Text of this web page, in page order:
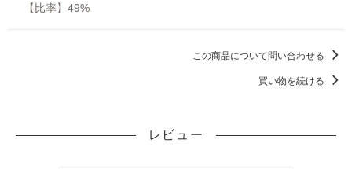
【比率】49%
この商品について問い合わせる
買い物を続ける
レビュー